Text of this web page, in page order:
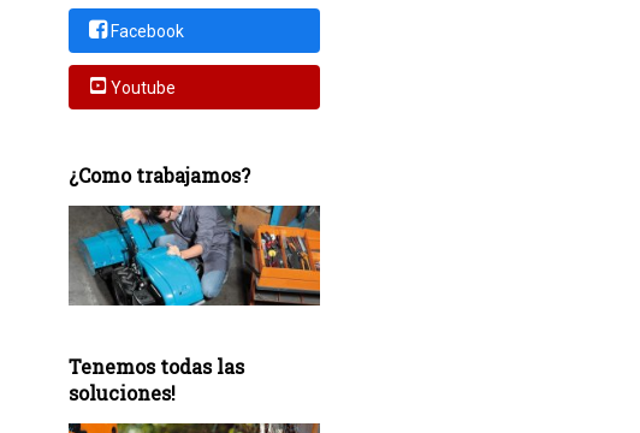
Facebook
Youtube
¿Como trabajamos?
Tenemos todas las
soluciones!